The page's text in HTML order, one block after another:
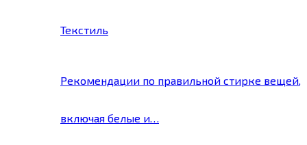
Текстиль
Рекомендации по правильной стирке вещей,
включая белые и…